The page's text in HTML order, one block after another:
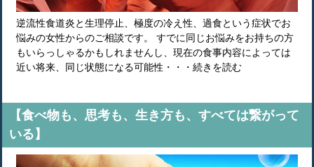
逆流性食道炎と生理停止、極度の冷え性、過食という症状でお
悩みの女性からのご相談です。 すでに同じお悩みをお持ちの方
もいらっしゃるかもしれませんし、現在の食事内容によっては
近い将来、同じ状態になる可能性・・・続きを読む
【食べ物も、思考も、生き方も、すべては繋がって
いる】